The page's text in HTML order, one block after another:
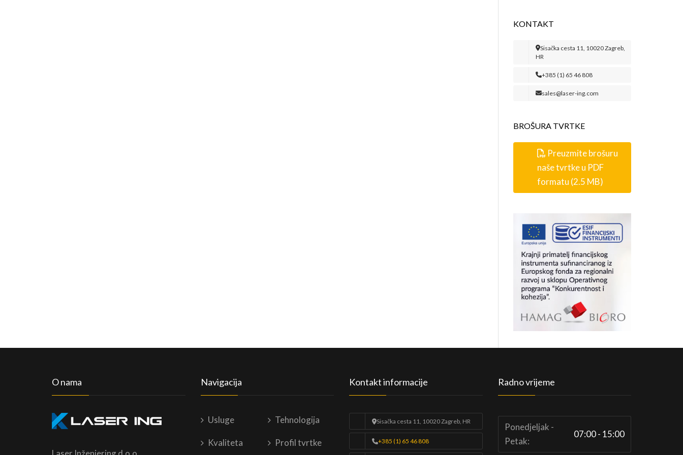
KONTAKT
Sisačka cesta 11, 10020 Zagreb,
HR
+385 (1) 65 46 808
sales@laser-ing.com
BROŠURA TVRTKE
Preuzmite brošuru
naše tvrtke u PDF
formatu (2.5 MB)
O nama Navigacija
Usluge Tehnologija
Kvaliteta Profil tvrtke
Kontakt informacije
Sisačka cesta 11, 10020 Zagreb, HR
+385 (1) 65 46 808
Radno vrijeme
Ponedjeljak -
Petak:
07:00 - 15:00